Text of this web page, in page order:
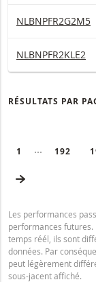
DAX Warrants
NLBNPFR2G2M5
DAX Warrants
NLBNPFR2KLE2
RÉSULTATS PAR
PAGE
1 Collapsed
PAGE
192
Les performances
performances futures.
temps réél, ils sont
données. Par
peut légèrement
sous-jacent affiché.